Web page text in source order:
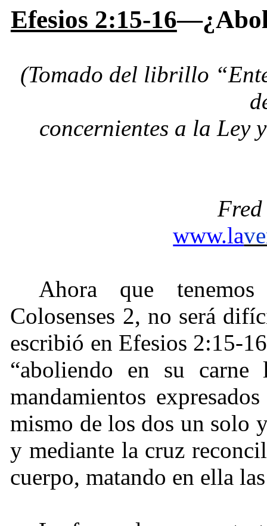
Efesios 2:15-16
(Tomado del librillo
concernientes a la Ley
www.la
Ahora que
Colosenses 2, no será
escribió en Efesios 2:15-
“aboliendo en su
mandamientos
mismo de los dos un solo
y mediante la cruz
cuerpo, matando en ella